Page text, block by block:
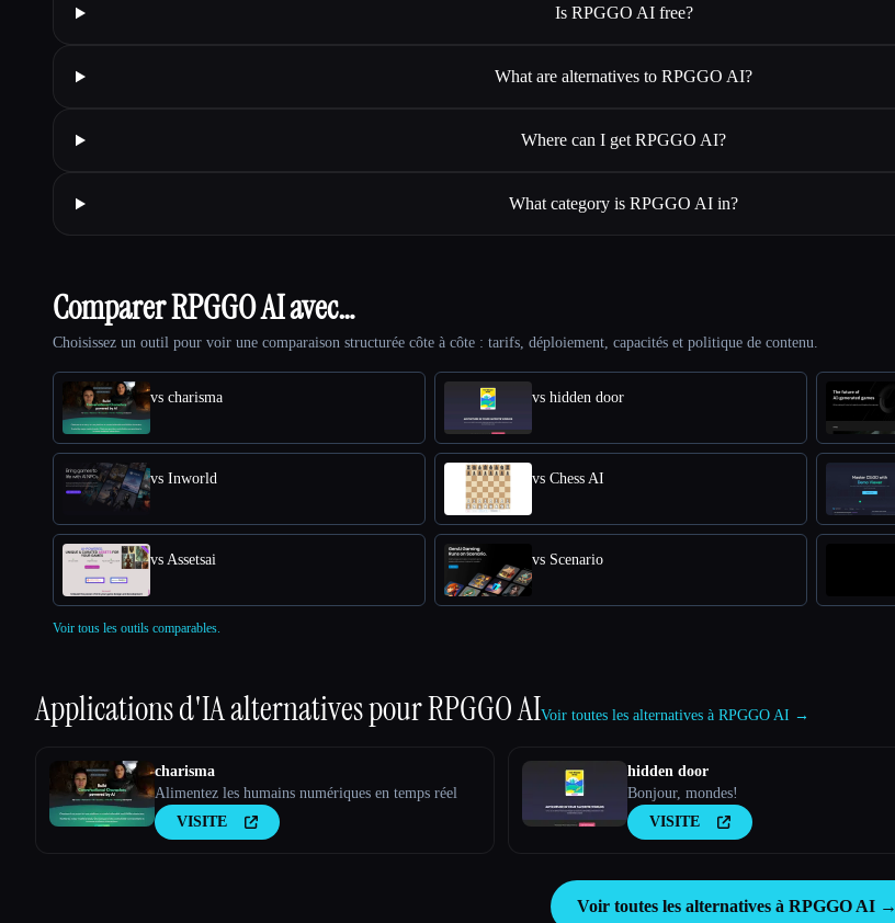
Is RPGGO AI free?
What are alternatives to RPGGO AI?
Where can I get RPGGO AI?
What category is RPGGO AI in?
Comparer RPGGO AI avec…
Choisissez un outil pour voir une comparaison structurée côte à côte : tarifs, déploiement, capacités et politique de contenu.
vs charisma vs hidden door
vs Inworld vs Chess AI
vs Assetsai vs Scenario
Voir tous les outils comparables.
Applications d'IA alternatives pourRPGGO AIVoir toutes les alternatives à RPGGO AI →
charisma
Alimentez les humains numériques en temps réel
VISITE
hidden door
Bonjour, mondes!
VISITE
Voir toutes les alternatives à RPGGO AI →